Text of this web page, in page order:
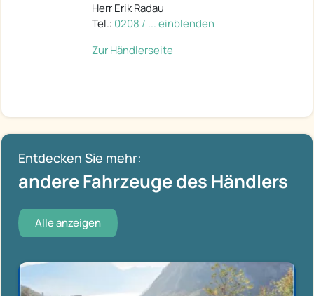
Herr Erik Radau
Tel.: 0208 / ... einblenden
Zur Händlerseite
Entdecken Sie mehr:
andere Fahrzeuge des Händlers
Alle anzeigen